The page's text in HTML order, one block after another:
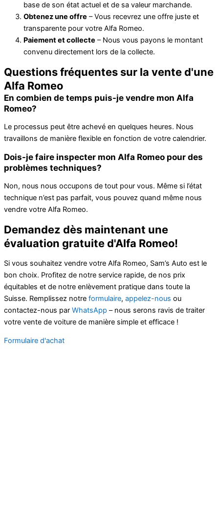
base de son état actuel et de sa valeur marchande.
Obtenez une offre – Vous recevrez une offre juste et
transparente pour votre Alfa Romeo.
Paiement et collecte – Nous vous payons le montant
convenu directement lors de la collecte.
Questions fréquentes sur la vente d'une
Alfa Romeo
En combien de temps puis-je vendre mon Alfa
Romeo?
Le processus peut être achevé en quelques heures. Nous
travaillons de manière flexible en fonction de votre calendrier.
Dois-je faire inspecter mon Alfa Romeo pour des
problèmes techniques?
Non, nous nous occupons de tout pour vous. Même si l’état
technique n’est pas parfait, vous pouvez quand même nous
vendre votre Alfa Romeo.
Demandez dès maintenant une
évaluation gratuite d'Alfa Romeo!
Si vous souhaitez vendre votre Alfa Romeo, Sam’s Auto est le
bon choix. Profitez de notre service rapide, de nos prix
équitables et de notre enlèvement pratique dans toute la
Suisse. Remplissez notre formulaire, appelez-nous ou
contactez-nous par WhatsApp – nous serons ravis de traiter
votre vente de voiture de manière simple et efficace !
Formulaire d'achat